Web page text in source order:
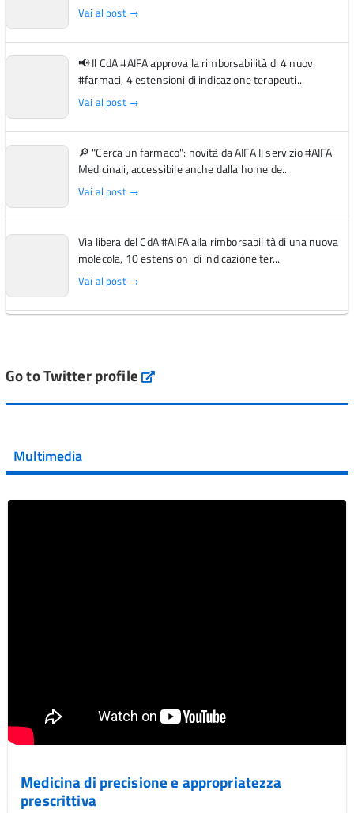
Vai al post →
📢 Il CdA #AIFA approva la rimborsabilità di 4 nuovi
#farmaci, 4 estensioni di indicazione terapeuti...
Vai al post →
🔎 "Cerca un farmaco": novità da AIFA Il servizio #AIFA
Medicinali, accessibile anche dalla home de...
Vai al post →
Via libera del CdA #AIFA alla rimborsabilità di una nuova
molecola, 10 estensioni di indicazione ter...
Vai al post →
Vai al post →
Vai al post →
Go to Twitter profile aifa_ufficiale
Multimedia
Medicina di precisione e appropriatezza
prescrittiva